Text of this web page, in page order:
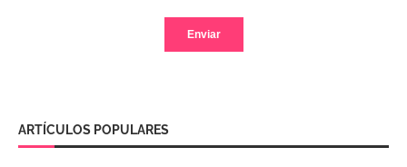
ARTÍCULOS POPULARES